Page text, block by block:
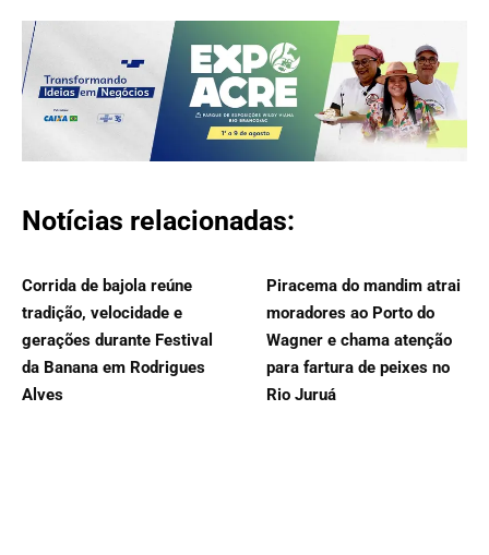
Notícias relacionadas:
Corrida de bajola reúne
tradição, velocidade e
gerações durante Festival
da Banana em Rodrigues
Alves
Piracema do mandim atrai
moradores ao Porto do
Wagner e chama atenção
para fartura de peixes no
Rio Juruá